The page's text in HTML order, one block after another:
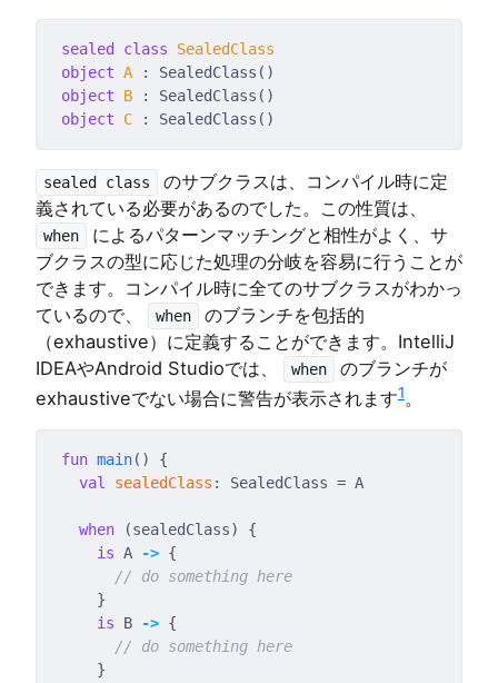
sealed class
SealedClass
object A
object
B
object
C
sealed class
のサブクラスは、コンパイル時に定
義されている必要があるのでした。この性質は、
when
によるパターンマッチングと相性がよく、サ
ブクラスの型に応じた処理の分岐を容易に行うことが
できます。コンパイル時に全てのサブクラスがわかっ
ているので、
when
のブランチを包括的
（exhaustive）に定義することができます。IntelliJ
IDEAやAndroid Studioでは、
when
のブランチが
exhaustiveでない場合に警告が表示されます1。
fun main
val
sealedClass
when
is A ->
is B ->